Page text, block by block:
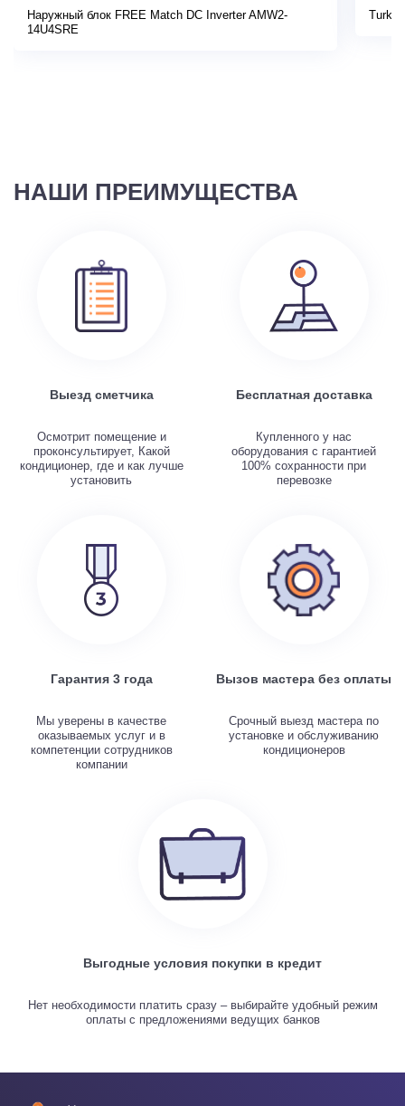
Наружный блок FREE Match DC Inverter AMW2-
14U4SRE
НАШИ ПРЕИМУЩЕСТВА
Выезд сметчика
Осмотрит помещение и
проконсультирует, Какой
кондиционер, где и как лучше
установить
Бесплатная доставка
Купленного у нас
оборудования с гарантией
100% сохранности при
перевозке
Гарантия 3 года
Мы уверены в качестве
оказываемых услуг и в
компетенции сотрудников
компании
Вызов мастера без оплаты
Срочный выезд мастера по
установке и обслуживанию
кондиционеров
Выгодные условия покупки в кредит
Нет необходимости платить сразу – выбирайте удобный режим
оплаты с предложениями ведущих банков